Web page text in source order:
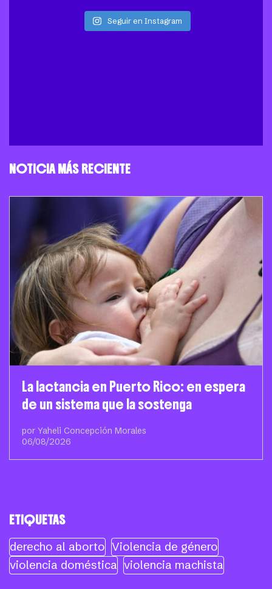
Seguir en Instagram
NOTICIA MÁS RECIENTE
La lactancia en Puerto Rico: en espera
de un sistema que la sostenga
por Yaheli Concepción Morales
06/08/2026
ETIQUETAS
derecho al aborto Violencia de género
violencia doméstica violencia machista